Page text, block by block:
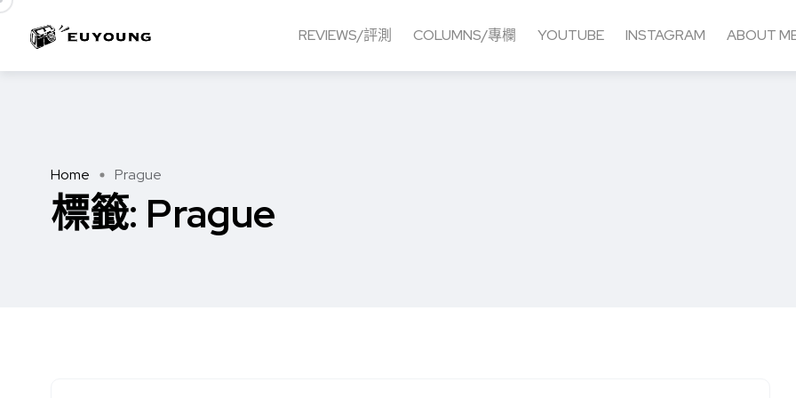
REVIEWS/評測 COLUMNS/專欄 YOUTUBE INSTAGRAM ABOUT
Home Prague
標籤: Prague